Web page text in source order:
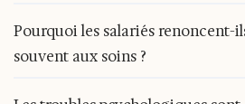
convalescence plus
certains salariés continuent à
La qualité de vie au travail ne
confort des locaux ou à
englobe de plus en plus la
Pourquoi les salariés renoncent-
souvent aux soins ?
Le renoncement aux soins est